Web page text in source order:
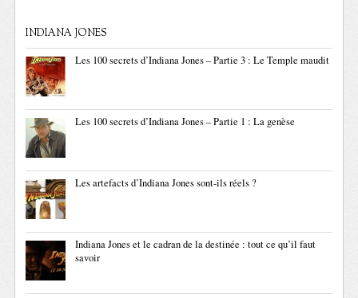
INDIANA JONES
Les 100 secrets d’Indiana Jones – Partie 3 : Le Temple maudit
Les 100 secrets d’Indiana Jones – Partie 1 : La genèse
Les artefacts d’Indiana Jones sont-ils réels ?
Indiana Jones et le cadran de la destinée : tout ce qu’il faut
savoir